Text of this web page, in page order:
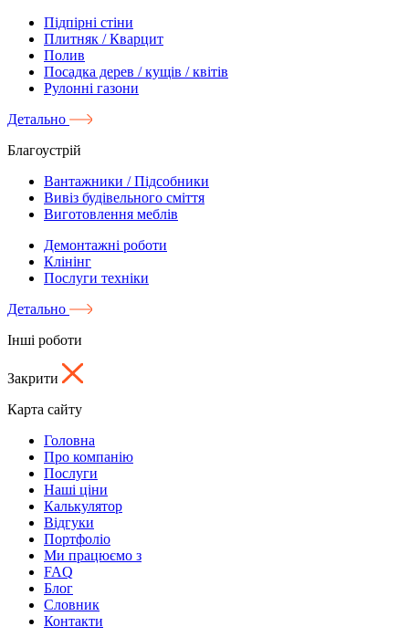
Підпірні стіни
Плитняк / Кварцит
Полив
Посадка дерев / кущів / квітів
Рулонні газони
Детально
Благоустрій
Вантажники / Підсобники
Вивіз будівельного сміття
Виготовлення меблів
Демонтажні роботи
Клінінг
Послуги техніки
Детально
Інші роботи
Закрити
Карта сайту
Головна
Про компанію
Послуги
Наші ціни
Калькулятор
Відгуки
Портфоліо
Ми працюємо з
FAQ
Блог
Словник
Контакти